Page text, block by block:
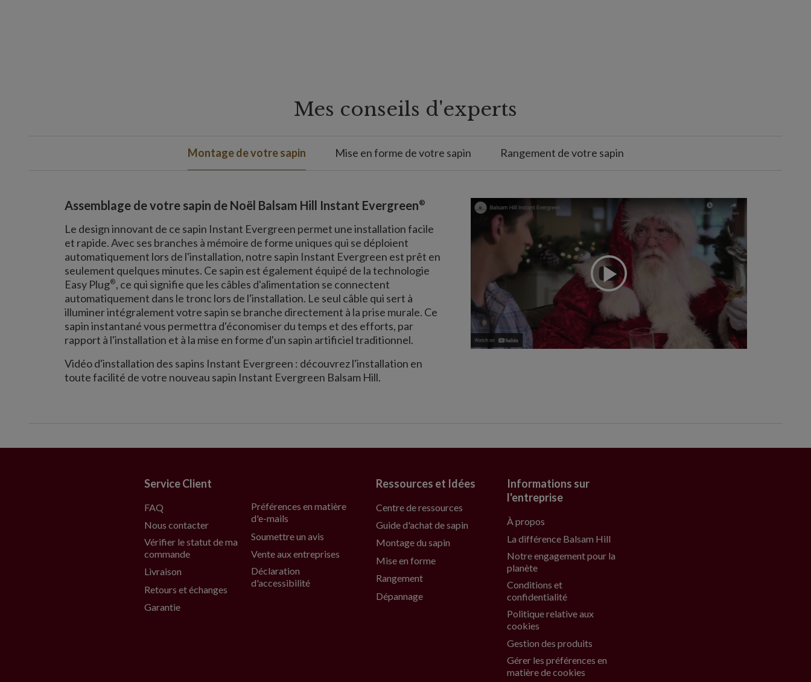
Mes conseils d'experts
Montage de votre sapin Mise en forme de votre sapin Rangement de votre sapin
Assemblage de votre sapin de Noël Balsam Hill Instant Evergreen®
Le design innovant de ce sapin Instant Evergreen permet une installation facile
et rapide. Avec ses branches à mémoire de forme uniques qui se déploient
automatiquement lors de l'installation, notre sapin Instant Evergreen est prêt en
seulement quelques minutes. Ce sapin est également équipé de la technologie
Easy Plug®, ce qui signifie que les câbles d'alimentation se connectent
automatiquement dans le tronc lors de l'installation. Le seul câble qui sert à
illuminer intégralement votre sapin se branche directement à la prise murale. Ce
sapin instantané vous permettra d'économiser du temps et des efforts, par
rapport à l'installation et à la mise en forme d'un sapin artificiel traditionnel.
Vidéo d'installation des sapins Instant Evergreen : découvrez l'installation en
toute facilité de votre nouveau sapin Instant Evergreen Balsam Hill.
Service Client
FAQ
Nous contacter
Vérifier le statut de ma
commande
Livraison
Retours et échanges
Garantie
Préférences en matière
d'e-mails
Soumettre un avis
Vente aux entreprises
Déclaration
d'accessibilité
Ressources et Idées
Centre de ressources
Guide d'achat de sapin
Montage du sapin
Mise en forme
Rangement
Dépannage
Informations sur
l'entreprise
À propos
La différence Balsam Hill
Notre engagement pour la
planète
Conditions et
confidentialité
Politique relative aux
cookies
Gestion des produits
Gérer les préférences en
matière de cookies